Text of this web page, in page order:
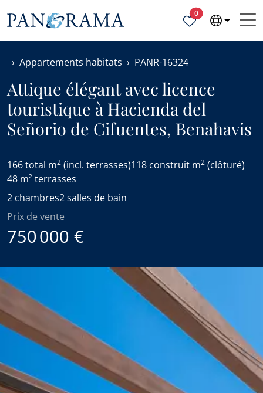
0Propriétés
Appartements habitats PANR-16324
Attique élégant avec licence
touristique à Hacienda del
Señorio de Cifuentes, Benahavis
166 total m2 (incl. terrasses)118 construit m2 (clôturé)
48 m² terrasses
2 chambres2 salles de bain
Prix de vente
750 000 €